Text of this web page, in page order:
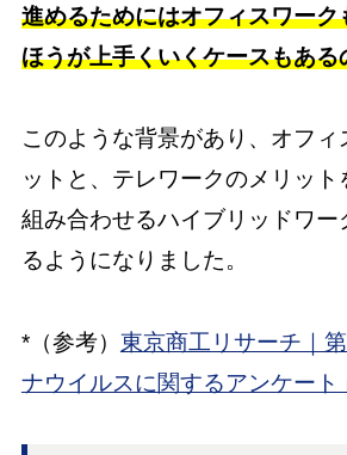
進めるためにはオフィスワーク
ほうが上手くいくケースもある
このような背景があり、オフィ
ットと、テレワークのメリット
組み合わせるハイブリッドワー
るようになりました。
*（参考） 東京商工リサーチ｜
ナウイルスに関するアンケート